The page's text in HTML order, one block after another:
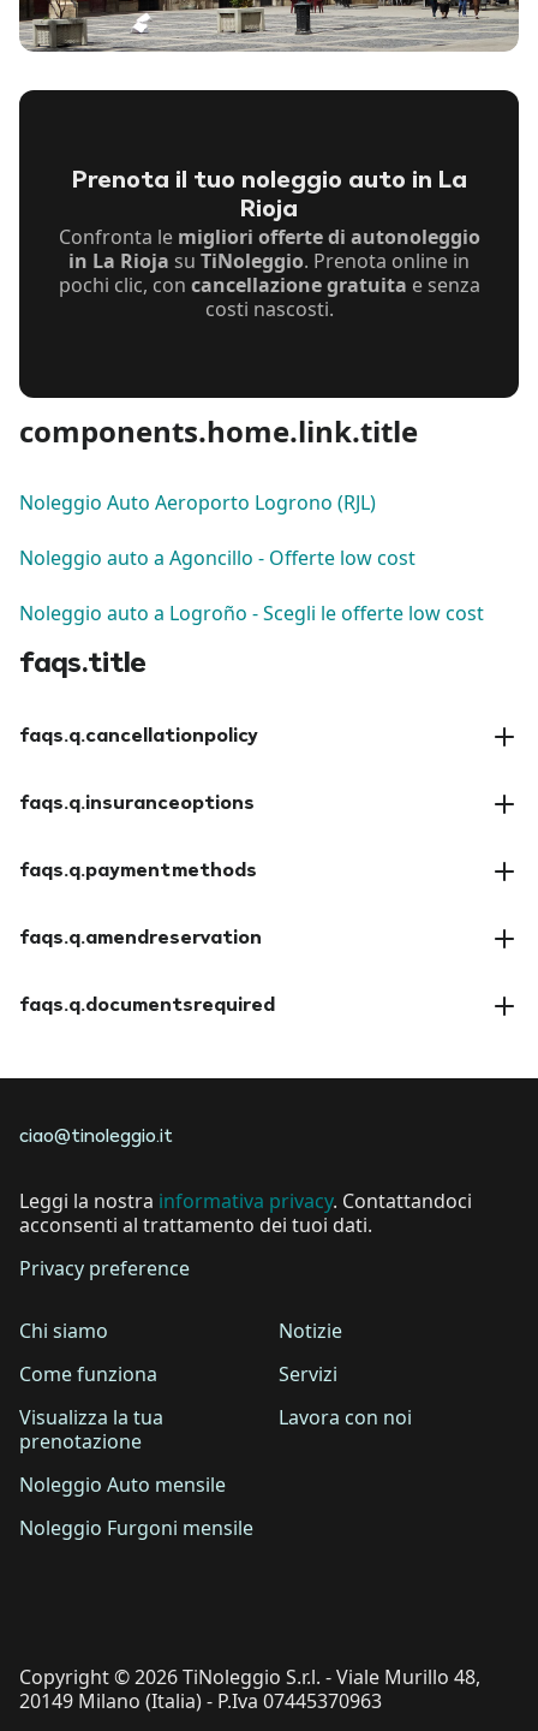
Prenota il tuo noleggio auto in La
Rioja
Confronta le migliori offerte di autonoleggio
in La Rioja su TiNoleggio. Prenota online in
pochi clic, con cancellazione gratuita e senza
costi nascosti.
components.home.link.title
Noleggio Auto Aeroporto Logrono (RJL)
Noleggio auto a Agoncillo - Offerte low cost
Noleggio auto a Logroño - Scegli le offerte low cost
faqs.title
faqs.q.cancellationpolicy
faqs.q.insuranceoptions
faqs.q.paymentmethods
faqs.q.amendreservation
faqs.q.documentsrequired
ciao@tinoleggio.it
Leggi la nostra informativa privacy. Contattandoci
acconsenti al trattamento dei tuoi dati.
Privacy preference
Chi siamo
Come funziona
Visualizza la tua
prenotazione
Noleggio Auto mensile
Noleggio Furgoni mensile
Notizie
Servizi
Lavora con noi
Copyright © 2026 TiNoleggio S.r.l. - Viale Murillo 48,
20149 Milano (Italia) - P.Iva 07445370963